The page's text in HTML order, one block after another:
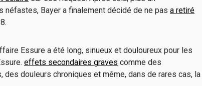
Bayer a finalement décidé de ne pas a retiré
Essure a été long, sinueux et douloureux pour les
effets secondaires graves comme des
douleurs chroniques et même, dans de rares cas, la